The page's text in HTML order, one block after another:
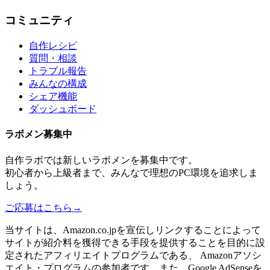
コミュニティ
自作レシピ
質問・相談
トラブル報告
みんなの構成
シェア機能
ダッシュボード
ラボメン募集中
自作ラボでは新しいラボメンを募集中です。
初心者から上級者まで、みんなで理想のPC環境を追求しま
しょう。
ご応募はこちら →
当サイトは、Amazon.co.jpを宣伝しリンクすることによって
サイトが紹介料を獲得できる手段を提供することを目的に設
定されたアフィリエイトプログラムである、 Amazonアソシ
エイト・プログラムの参加者です。また、Google AdSenseを